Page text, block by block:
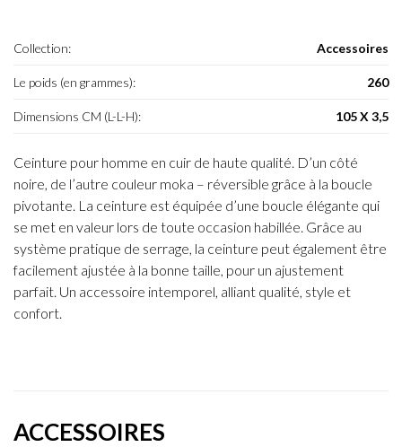
Collection: Accessoires
Le poids (en grammes): 260
Dimensions CM (L-L-H): 105 X 3,5
Ceinture pour homme en cuir de haute qualité. D’un côté
noire, de l’autre couleur moka – réversible grâce à la boucle
pivotante. La ceinture est équipée d’une boucle élégante qui
se met en valeur lors de toute occasion habillée. Grâce au
système pratique de serrage, la ceinture peut également être
facilement ajustée à la bonne taille, pour un ajustement
parfait. Un accessoire intemporel, alliant qualité, style et
confort.
ACCESSOIRES